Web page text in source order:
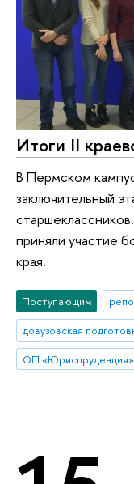
Итоги II
В Пермском
заключительный
приняли участие
края.
Поступающим
довузовская
ОП «Юриспруденция»